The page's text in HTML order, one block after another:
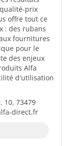
prix
offre tout ce
: des rubans
fournitures
pour le
des enjeux
Alfa
d'utilisation
10, 73479
direct.fr